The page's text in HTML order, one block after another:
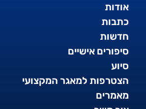
אודות
כתבות
חדשות
סיפורים אישיים
סיוע
הצטרפות למאגר המקצועי
מאמרים